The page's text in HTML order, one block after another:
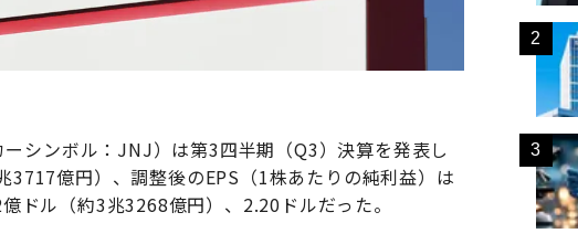
シンボル：JNJ）は第3四半期（Q3）決算を発表し
億円）、調整後のEPS（1株あたりの純利益）は
ドル（約3兆3268億円）、2.20ドルだった。